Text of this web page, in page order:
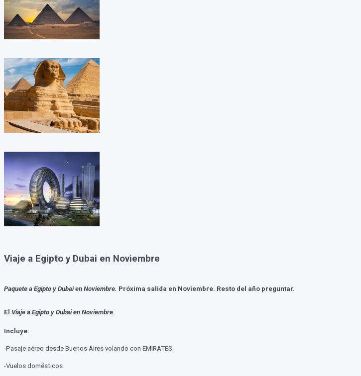
Viaje a Egipto y Dubai en Noviembre
Paquete a Egipto y Dubai en Noviembre. Próxima salida en Noviembre. Resto del año preguntar.
El Viaje a Egipto y Dubai en Noviembre.
Incluye:
-Pasaje aéreo desde Buenos Aires volando con EMIRATES.
-Vuelos domésticos